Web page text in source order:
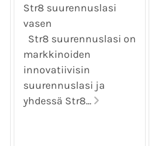
Str8 suurennuslasi
vasen
Str8 suurennuslasi on
markkinoiden
innovatiivisin
suurennuslasi ja
yhdessä Str8...